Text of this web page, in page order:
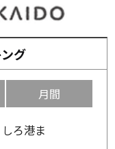
グ
月間
ろ港ま